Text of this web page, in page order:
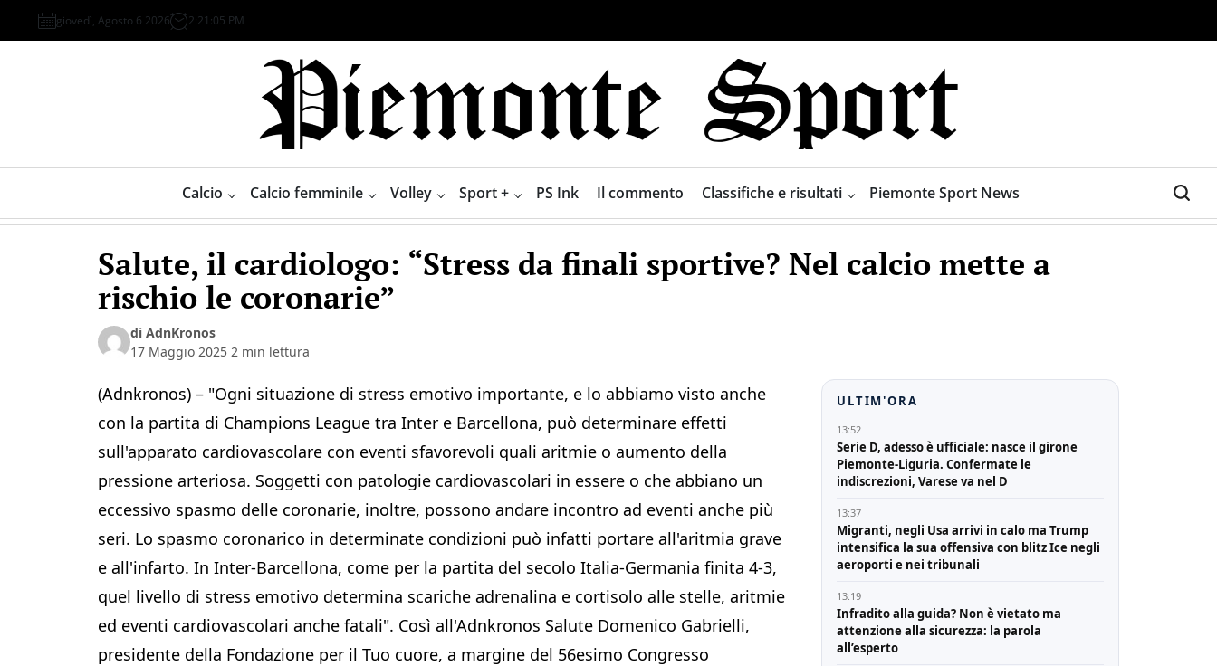
to
giovedì, Agosto 6 2026 2:21 :06 PM
Sport
Calcio Calcio femminile Volley Sport + PS Ink Il commento Classifiche e risultati Piemonte Sport News
Salute, il cardiologo: “Stress da finali sportive? Nel calcio mette a
rischio le coronarie”
di AdnKronos
17 Maggio 2025 2 min lettura
(Adnkronos) – "Ogni situazione di stress emotivo importante, e lo abbiamo visto anche
con la partita di Champions League tra Inter e Barcellona, può determinare effetti
sull'apparato cardiovascolare con eventi sfavorevoli quali aritmie o aumento della
pressione arteriosa. Soggetti con patologie cardiovascolari in essere o che abbiano un
eccessivo spasmo delle coronarie, inoltre, possono andare incontro ad eventi anche più
seri. Lo spasmo coronarico in determinate condizioni può infatti portare all'aritmia grave
e all'infarto. In Inter-Barcellona, come per la partita del secolo Italia-Germania finita 4-3,
quel livello di stress emotivo determina scariche adrenalina e cortisolo alle stelle, aritmie
ed eventi cardiovascolari anche fatali". Così all'Adnkronos Salute Domenico Gabrielli,
presidente della Fondazione per il Tuo cuore, a margine del 56esimo Congresso
ULTIM'ORA
13:52
Serie D, adesso è ufficiale: nasce il girone
Piemonte-Liguria. Confermate le
indiscrezioni, Varese va nel D
13:37
Migranti, negli Usa arrivi in calo ma Trump
intensifica la sua offensiva con blitz Ice negli
aeroporti e nei tribunali
13:19
Infradito alla guida? Non è vietato ma
attenzione alla sicurezza: la parola
all’esperto